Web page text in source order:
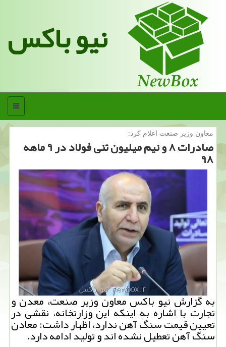
نیو باکس
منو
معاون وزیر صنعت اعلام كرد:
صادرات ۸ و نیم میلیون تنی فولاد در ۹ ماهه
۹۸
به گزارش نیو باكس معاون وزیر صنعت، معدن و
تجارت با اشاره به اینكه این وزارتخانه، نقشی در
تعیین قیمت سنگ آهن ندارد، اظهار داشت: معادن
سنگ آهن تعطیل نشده اند و تولید ادامه دارد.